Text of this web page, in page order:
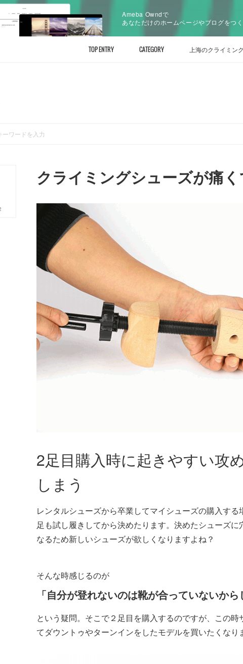
Ameba Owndで
あなただけのホームページやブログをつ
TOP ENTRY CATEGORY 上海のクライミン
クライミングシューズが痛
2足目購入時に起きやすい攻
しまう
レンタルシューズから卒業してマイシューズの購入する
足も試し履きしてから決めたります。決めたシューズに
なるため新しいシューズが欲しくなりますよね？
そんな時感じるのが
「自分が登れないのは靴が合っていないから
という疑問。そこで２足目を購入するのですが、この
てダウントゥやターンインをしたモデルを買いたくなり